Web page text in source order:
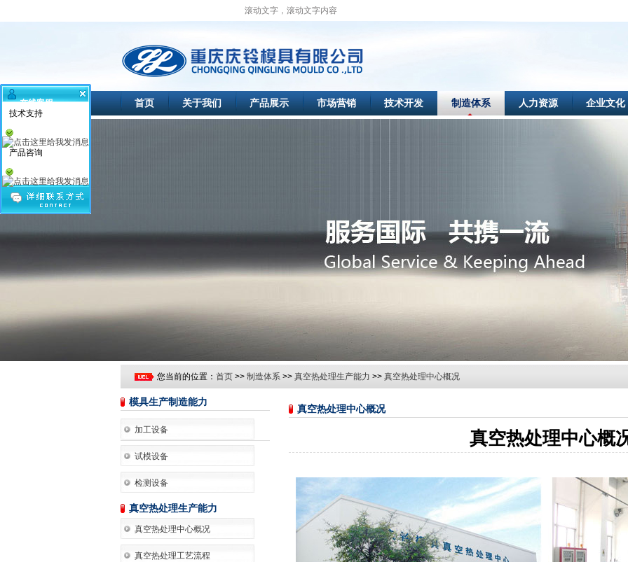
滚动文字，滚动文字内容
首页 关于我们 产品展示 市场营销 技术开发 制造体系 人力资源 企业文化
您当前的位置： 首页 >> 制造体系 >> 真空热处理生产能力 >> 真空热处理中心概况
模具生产制造能力
加工设备
试模设备
检测设备
真空热处理生产能力
真空热处理中心概况
真空热处理工艺流程
真空热处理中心概况
真空热处理中心概
在线客服
技术支持
产品咨询